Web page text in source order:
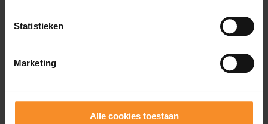
Statistieken
Marketing
Alle cookies toestaan
Wat je misschien ook leuk vindt